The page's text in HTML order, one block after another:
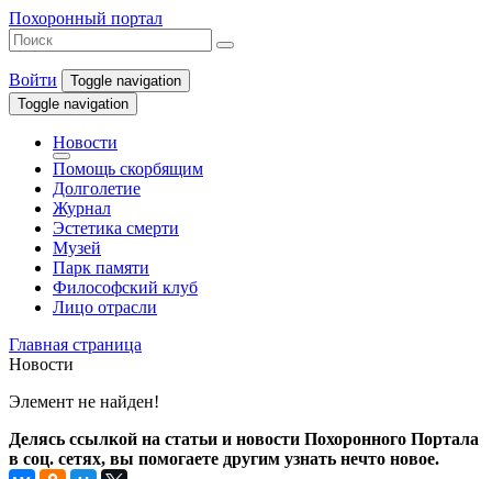
Похоронный портал
Войти
Toggle navigation
Toggle navigation
Новости
Помощь скорбящим
Долголетие
Журнал
Эстетика смерти
Музей
Парк памяти
Философский клуб
Лицо отрасли
Главная страница
Новости
Элемент не найден!
Делясь ссылкой на статьи и новости Похоронного Портала
в соц. сетях, вы помогаете другим узнать нечто новое.